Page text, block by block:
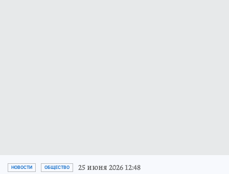
НОВОСТИ ОБЩЕСТВО 25 июня 2026 12:48